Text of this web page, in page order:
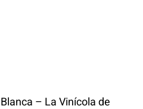
– La Vinícola de